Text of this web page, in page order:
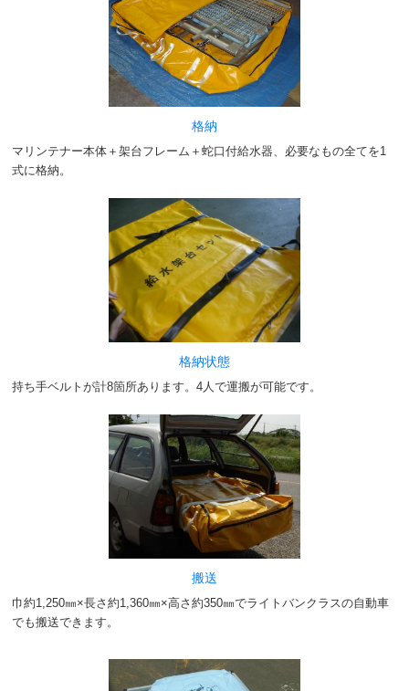
格納
マリンテナー本体＋架台フレーム＋蛇口付給水器、必要なもの全てを1
式に格納。
格納状態
持ち手ベルトが計8箇所あります。4人で運搬が可能です。
搬送
巾約1,250㎜×長さ約1,360㎜×高さ約350㎜でライトバンクラスの自動車
でも搬送できます。